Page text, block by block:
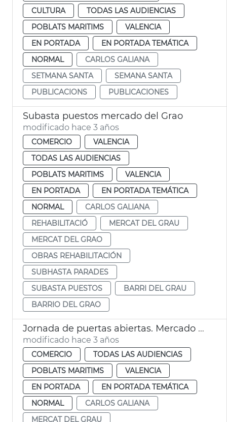
CULTURA
TODAS LAS AUDIENCIAS
POBLATS MARITIMS
VALENCIA
EN PORTADA
EN PORTADA TEMÁTICA
NORMAL
CARLOS GALIANA
SETMANA SANTA
SEMANA SANTA
PUBLICACIONS
PUBLICACIONES
Subasta puestos mercado del Grao
modificado hace 3 años
COMERCIO
VALENCIA
TODAS LAS AUDIENCIAS
POBLATS MARITIMS
VALENCIA
EN PORTADA
EN PORTADA TEMÁTICA
NORMAL
CARLOS GALIANA
REHABILITACIÓ
MERCAT DEL GRAU
MERCAT DEL GRAO
OBRAS REHABILITACIÓN
SUBHASTA PARADES
SUBASTA PUESTOS
BARRI DEL GRAU
BARRIO DEL GRAO
Jornada de puertas abiertas. Mercado del Grau
modificado hace 3 años
COMERCIO
TODAS LAS AUDIENCIAS
POBLATS MARITIMS
VALENCIA
EN PORTADA
EN PORTADA TEMÁTICA
NORMAL
CARLOS GALIANA
MERCAT DEL GRAU